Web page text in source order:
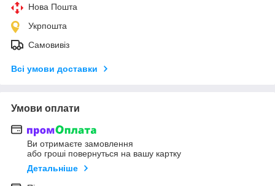
Нова Пошта
Укрпошта
Самовивіз
Всі умови доставки
Умови оплати
Ви отримаєте замовлення
або гроші повернуться на вашу картку
Детальніше